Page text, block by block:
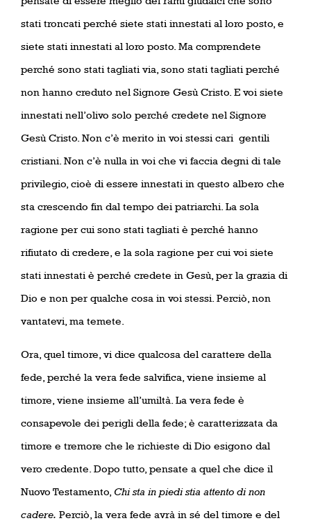
stati troncati perché siete stati innestati al loro posto, e
siete stati innestati al loro posto. Ma comprendete
perché sono stati tagliati via, sono stati tagliati perché
non hanno creduto nel Signore Gesù Cristo. E voi siete
innestati nell’olivo solo perché credete nel Signore
Gesù Cristo. Non c’è merito in voi stessi cari gentili
cristiani. Non c’è nulla in voi che vi faccia degni di tale
privilegio, cioè di essere innestati in questo albero che
sta crescendo fin dal tempo dei patriarchi. La sola
ragione per cui sono stati tagliati è perché hanno
rifiutato di credere, e la sola ragione per cui voi siete
stati innestati è perché credete in Gesù, per la grazia di
Dio e non per qualche cosa in voi stessi. Perciò, non
vantatevi, ma temete.
Ora, quel timore, vi dice qualcosa del carattere della
fede, perché la vera fede salvifica, viene insieme al
timore, viene insieme all’umiltà. La vera fede è
consapevole dei perigli della fede; è caratterizzata da
timore e tremore che le richieste di Dio esigono dal
vero credente. Dopo tutto, pensate a quel che dice il
Nuovo Testamento, Chi sta in piedi stia attento di non
cadere. Perciò, la vera fede avrà in sé del timore e del